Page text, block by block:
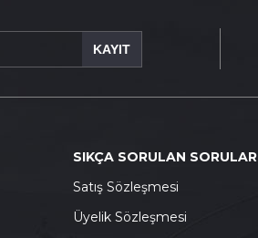
KAYIT
SIKÇA SORULAN SORULAR
Satış Sözleşmesi
Üyelik Sözleşmesi